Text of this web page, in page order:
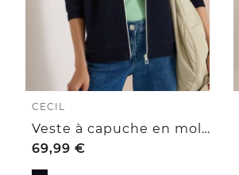
CECIL
Veste à capuche en molleton texturé
69,99 €